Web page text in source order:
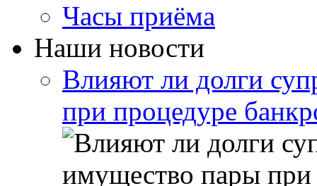
Часы приёма
Наши новости
Влияют ли долги
при процедуре